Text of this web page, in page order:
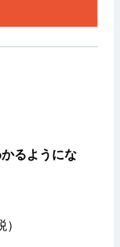
るようにな